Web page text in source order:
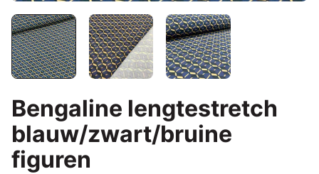
Bengaline lengtestretch
blauw/zwart/bruine
figuren